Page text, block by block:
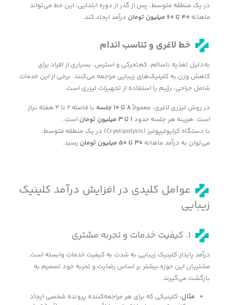
در یک منطقه متوسط، پس از گذر از دوره ابتدایی، این خط می‌تواند
ماهانه ۴۰ تا ۶۰ میلیون تومان درآمد ایجاد کند.
خط لاغری و تناسب اندام
به‌دلیل تغذیه ناسالم، کم‌تحرکی و استرس، بسیاری از افراد برای
کاهش وزن به کلینیک‌های زیبایی مراجعه می‌کنند. برخی از این خدمات
شامل جراحی، رژیم یا استفاده از تجهیزات لیزری است.
در روش لیزری لاغری، معمولاً ۸ تا ۱۰جلسه
با فاصله ۲ تا ۴ هفته نیاز
است. هزینه هر جلسه حدود ۱ تا ۳میلیون تومان است.
با دستگاه کرایولیپولیز (Cryolipolysis) در یک منطقه متوسط،
می‌توان به درآمد ماهانه ۳۰ تا ۵۰میلیون تومان رسید.
عوامل کلیدی در افزایش درآمد کلینیک
زیبایی
۱. کیفیت خدمات و تجربه مشتری
درآمد پایدار کلینیک زیبایی به شدت به کیفیت خدمات وابسته است.
مشتریان این حوزه بیشتر بر اساس رضایت و تجربه خود تصمیم به
بازگشت می‌گیرند.
مثال: کلینیکی که برای هر مراجعه‌کننده پرونده شخصی ایجاد